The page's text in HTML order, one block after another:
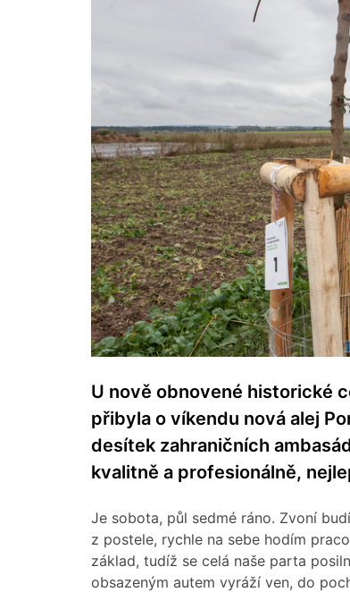
U nově obnovené historické
přibyla o víkendu nová alej
desítek zahraničních
kvalitně a profesionálně,
Je sobota, půl sedmé ráno. Zvoní
z postele, rychle na sebe hodím
základ, tudíž se celá naše parta
obsazeným autem vyráží ven, do